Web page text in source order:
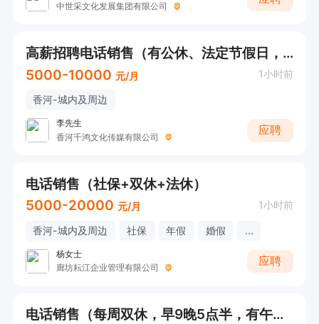
中世采文化发展集团有限公司
高薪招聘电话销售（有公休、法定节假日，早9点--晚6点）
5000-10000 元/月 1小时前
香河-城内及周边
李先生
香河千鸿文化传媒有限公司
应聘
电话销售（社保+双休+法休）
5000-20000 元/月 1小时前
香河-城内及周边 社保 年假 婚假 ...
杨女士
廊坊耘江企业管理有限公司
应聘
电话销售（每周双休，早9晚5点半，有午休）